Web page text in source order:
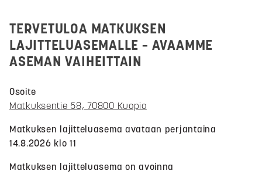
TERVETULOA MATKUKSEN
LAJITTELUASEMALLE – AVAAMME
ASEMAN VAIHEITTAIN
Osoite
Matkuksentie 58, 70800 Kuopio
Matkuksen lajitteluasema avataan perjantaina
14.8.2026 klo 11
Matkuksen lajitteluasema on avoinna